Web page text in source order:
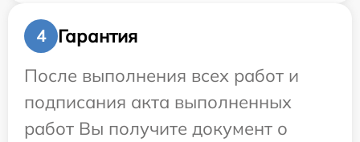
4
Гарантия
После выполнения всех работ и
подписания акта выполненных
работ Вы получите документ о